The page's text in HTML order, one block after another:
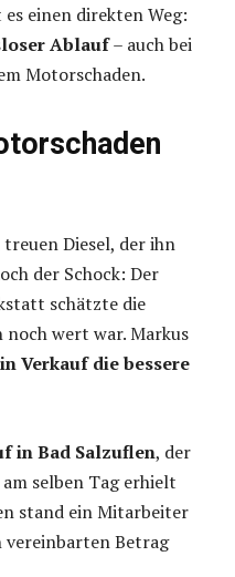
einen direkten Weg:
Ablauf– auch bei
Motorschaden.
Diesel, der ihn
der Schock: Der
schätzte die
noch wert war. Markus
Verkauf die bessere
in Bad Salzuflen, der
selben Tag erhielt
stand ein Mitarbeiter
vereinbarten Betrag